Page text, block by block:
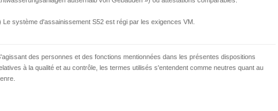
Le système d'assainissement S52 est régi par les exigences VM.
des personnes et des fonctions mentionnées dans les présentes dispositions
à la qualité et au contrôle, les termes utilisés s'entendent comme neutres quant au